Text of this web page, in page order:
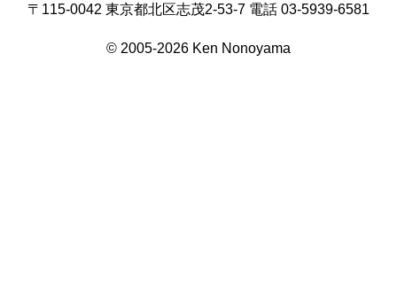
〒115-0042 東京都北区志茂2-53-7 電話 03-5939-6581
© 2005-2026 Ken Nonoyama